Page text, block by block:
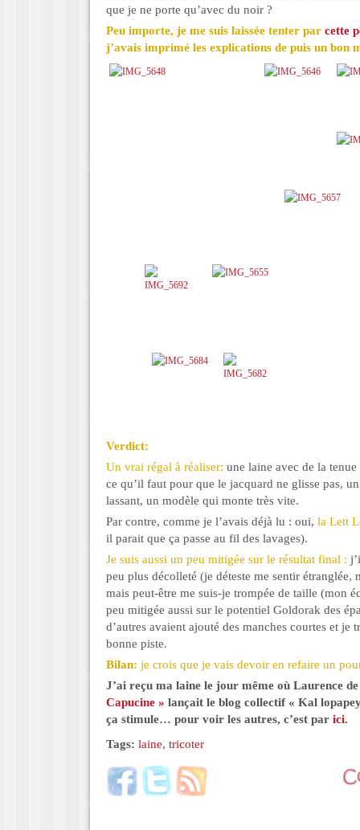
que je ne porte qu’avec du noir ?
Peu importe, je me suis laissée tenter par cette
j’avais imprimé les explications de puis un bon
Verdict:
Un vrai régal à réaliser: une laine avec de la
ce qu’il faut pour que le jacquard ne glisse pas,
lassant, un modèle qui monte très vite.
Par contre, comme je l’avais déjà lu : oui, la Lett
il parait que ça passe au fil des lavages).
Je suis aussi un peu mitigée sur le résultat final :
peu plus décolleté (je déteste me sentir étranglée,
mais peut-être me suis-je trompée de taille (mon
peu mitigée aussi sur le potentiel Goldorak des
d’autres avaient ajouté des manches courtes et je
bonne piste.
Bilan: je crois que je vais devoir en refaire un
J’ai reçu ma laine le jour même où Laurence de
Capucine » lançait le blog collectif « Kal
ça stimule… pour voir les autres, c’est par ici.
Tags: laine, tricoter